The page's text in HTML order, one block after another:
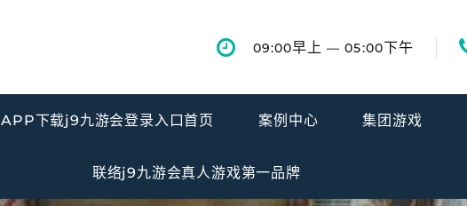
09:00早上 — 05:00下午
APP下载j9九游会登录入口首页 案例中心 集团游戏
联络j9九游会真人游戏第一品牌